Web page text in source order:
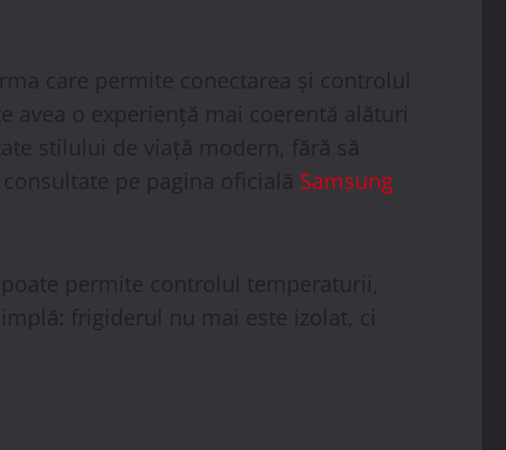
care permite conectarea și controlul
o experiență mai coerentă alături
stilului de viață modern, fără să
pe pagina oficială Samsung
permite controlul temperaturii,
frigiderul nu mai este izolat, ci